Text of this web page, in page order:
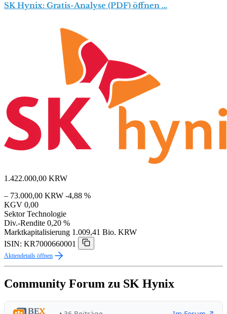
SK Hynix: Gratis-Analyse (PDF) öffnen …
1.422.000,00 KRW
– 73.000,00 KRW -4,88 %
KGV 0,00
Sektor Technologie
Div.-Rendite 0,20 %
Marktkapitalisierung 1.009,41 Bio. KRW
ISIN: KR7000660001
Aktiendetails öffnen
Community Forum zu SK Hynix